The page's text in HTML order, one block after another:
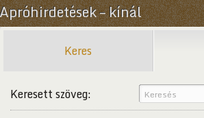
Apróhirdetések – kínál
Keres
Keresett szöveg: